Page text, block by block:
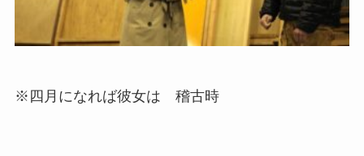
※四月になれば彼女は 稽古時